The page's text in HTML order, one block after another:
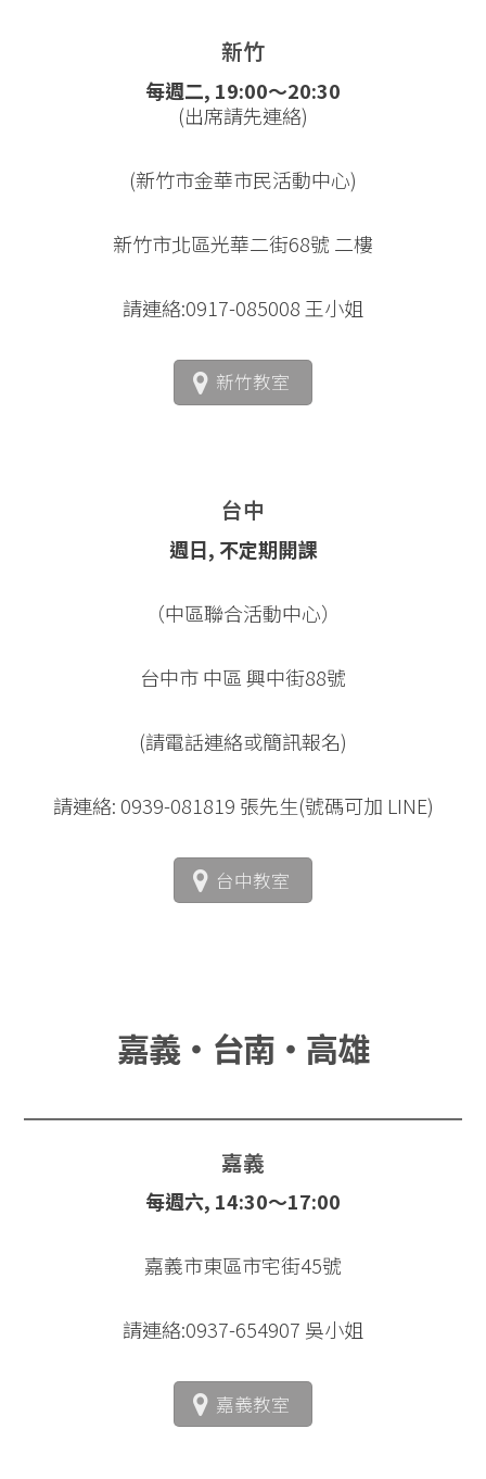
新竹
每週二, 19:00～20:30
(出席請先連絡)
(新竹市金華市民活動中心)
新竹市北區光華二街68號 二樓
請連絡:0917-085008 王小姐
新竹教室
台中
週日, 不定期開課
（中區聯合活動中心）
台中市 中區 興中街88號
(請電話連絡或簡訊報名)
請連絡: 0939-081819 張先生(號碼可加 LINE)
台中教室
嘉義‧台南‧高雄
嘉義
每週六, 14:30～17:00
嘉義市東區市宅街45號
請連絡:0937-654907 吳小姐
嘉義教室